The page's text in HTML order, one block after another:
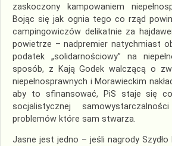
zaskoczony kampowaniem
Bojąc się jak ognia tego co rząd
campingowiczów delikatnie za
powietrze – nadpremier natychmiast
podatek „solidarnościowy” na
sposób, z Kają Godek walczącą o
niepełnosprawnych i Morawieckim
aby to sfinansować, PiS staje się
socjalistycznej
problemów które sam stwarza.
Jasne jest jedno – jeśli nagrody Szydło